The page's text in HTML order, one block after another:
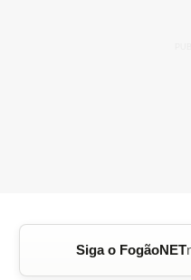
Siga o FogãoNET